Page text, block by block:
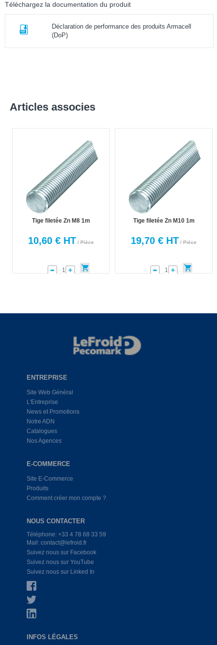
Téléchargez la documentation du produit
Déclaration de performance des produits Armacell
(DoP)
Articles associes
Tige filetée Zn M8 1m
10,60 € HT / Pièce
Tige filetée Zn M10 1m
19,70 € HT / Pièce
ENTREPRISE
Site Web Général
L'Entreprise
News et Promotions
Notre ADN
Catalogues
Nos Agences
E-COMMERCE
Site E-Commerce
Produits
Comment créer mon compte ?
NOUS CONTACTER
Téléphone: +33 4 78 68 33 59
Mail: contact@lefroid.fr
Suivez nous sur Facebook
Suivez nous sur YouTube
Suivez nous sur Linked In
INFOS LÉGALES